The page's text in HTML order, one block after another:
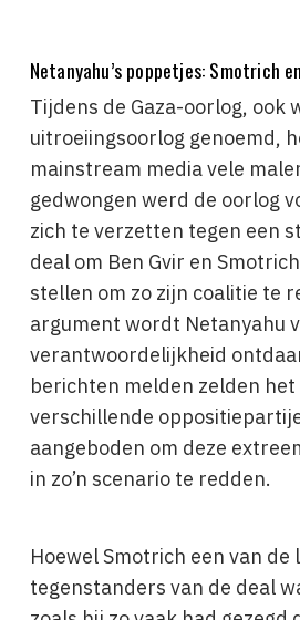
Netanyahu’s poppetjes: Smotrich
Tijdens de Gaza-oorlog, ook
uitroeiingsoorlog genoemd,
mainstream media vele
gedwongen werd de oorlog
zich te verzetten tegen een
deal om Ben Gvir en
stellen om zo zijn coalitie te
argument wordt Netanyahu
verantwoordelijkheid
berichten melden zelden
verschillende
aangeboden om deze
in zo’n scenario te redden.
Hoewel Smotrich een van de
tegenstanders van de deal